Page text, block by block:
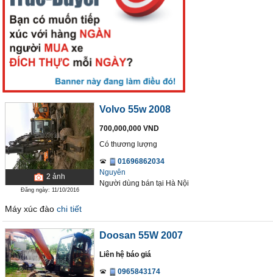
2 ảnh
Đăng ngày: 11/10/2016
Volvo 55w 2008
700,000,000 VND
Có thương lượng
01696862034
Nguyên
Người dùng bán tại Hà Nội
Máy xúc đào chi tiết
Doosan 55W 2007
Liên hệ báo giá
0965843174